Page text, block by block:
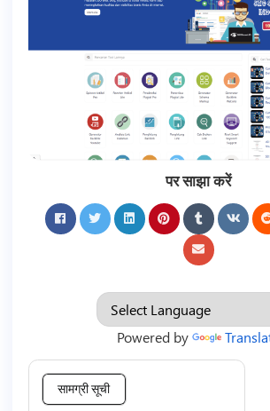
पर साझा करें
Powered by
सामग्री सूची